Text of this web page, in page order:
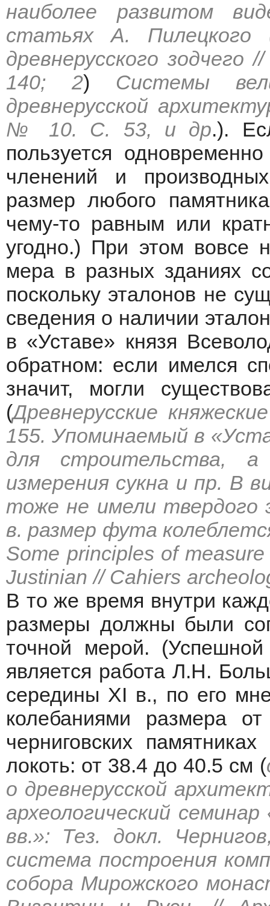
наиболее развитом
статьях А.
древнерусского
140; 2) Системы
древнерусской
№ 10. С. 53, и др.).
пользуется
членений и
размер любого
чему-то равным или
угодно.) При этом вовсе
мера в разных зданиях
поскольку эталонов не
сведения о наличии
в «Уставе» князя
обратном: если имелся
значит, могли
(Древнерусские
155. Упоминаемый в
для строительства,
измерения сукна и пр. В
тоже не имели твердого
в. размер фута
Some principles of
Justinian // Cahiers
В то же время внутри
размеры должны были
точной мерой.
является работа Л.Н.
середины XI в., по его
колебаниями размера
черниговских
локоть: от 38.4 до 40.5 см (
о древнерусской
археологический
вв.»: Тез. докл.
система построения
собора Мирожского